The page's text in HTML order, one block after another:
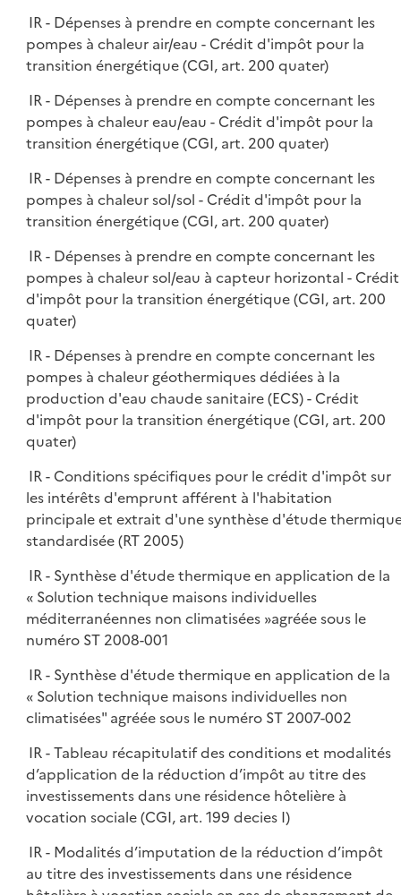
IR - Dépenses à prendre en compte concernant les
pompes à chaleur air/eau - Crédit d'impôt pour la
transition énergétique (CGI, art. 200 quater)
IR - Dépenses à prendre en compte concernant les
pompes à chaleur eau/eau - Crédit d'impôt pour la
transition énergétique (CGI, art. 200 quater)
IR - Dépenses à prendre en compte concernant les
pompes à chaleur sol/sol - Crédit d'impôt pour la
transition énergétique (CGI, art. 200 quater)
IR - Dépenses à prendre en compte concernant les
pompes à chaleur sol/eau à capteur horizontal - Crédit
d'impôt pour la transition énergétique (CGI, art. 200
quater)
IR - Dépenses à prendre en compte concernant les
pompes à chaleur géothermiques dédiées à la
production d'eau chaude sanitaire (ECS) - Crédit
d'impôt pour la transition énergétique (CGI, art. 200
quater)
IR - Conditions spécifiques pour le crédit d'impôt sur
les intérêts d'emprunt afférent à l'habitation
principale et extrait d'une synthèse d'étude
standardisée (RT 2005)
IR - Synthèse d'étude thermique en application de la
« Solution technique maisons individuelles
méditerranéennes non climatisées »agréée sous le
numéro ST 2008-001
IR - Synthèse d'étude thermique en application de la
« Solution technique maisons individuelles non
climatisées" agréée sous le numéro ST 2007-002
IR - Tableau récapitulatif des conditions et modalités
d’application de la réduction d’impôt au titre des
investissements dans une résidence hôtelière à
vocation sociale (CGI, art. 199 decies I)
IR - Modalités d’imputation de la réduction d’impôt
au titre des investissements dans une résidence